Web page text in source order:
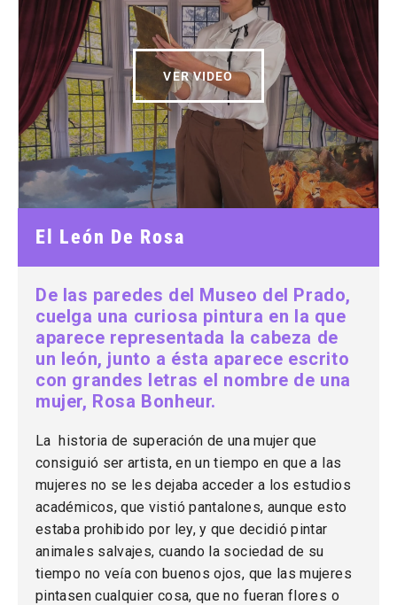
VER VIDEO
El León De Rosa
De las paredes del Museo del Prado,
cuelga una curiosa pintura en la que
aparece representada la cabeza de
un león, junto a ésta aparece escrito
con grandes letras el nombre de una
mujer, Rosa Bonheur.
La historia de superación de una mujer que
consiguió ser artista, en un tiempo en que a las
mujeres no se les dejaba acceder a los estudios
académicos, que vistió pantalones, aunque esto
estaba prohibido por ley, y que decidió pintar
animales salvajes, cuando la sociedad de su
tiempo no veía con buenos ojos, que las mujeres
pintasen cualquier cosa, que no fueran flores o